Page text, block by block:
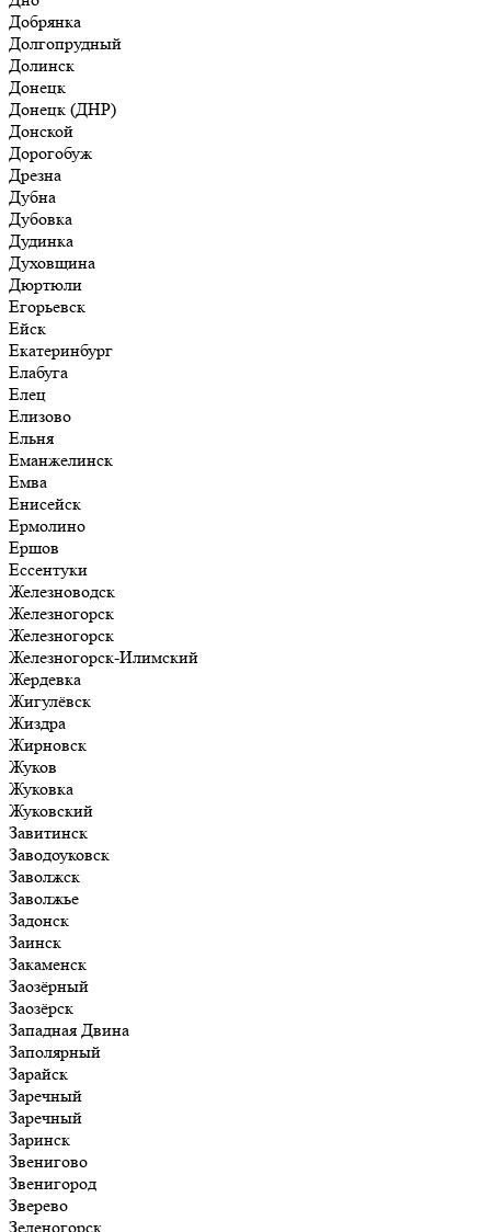
Добрянка
Долгопрудный
Долинск
Донецк
Донецк (ДНР)
Донской
Дорогобуж
Дрезна
Дубна
Дубовка
Дудинка
Духовщина
Дюртюли
Егорьевск
Ейск
Екатеринбург
Елабуга
Елец
Елизово
Ельня
Еманжелинск
Емва
Енисейск
Ермолино
Ершов
Ессентуки
Железноводск
Железногорск
Железногорск
Железногорск-Илимский
Жердевка
Жигулёвск
Жиздра
Жирновск
Жуков
Жуковка
Жуковский
Завитинск
Заводоуковск
Заволжск
Заволжье
Задонск
Заинск
Закаменск
Заозёрный
Заозёрск
Западная Двина
Заполярный
Зарайск
Заречный
Заречный
Заринск
Звенигово
Звенигород
Зверево
Зеленогорск